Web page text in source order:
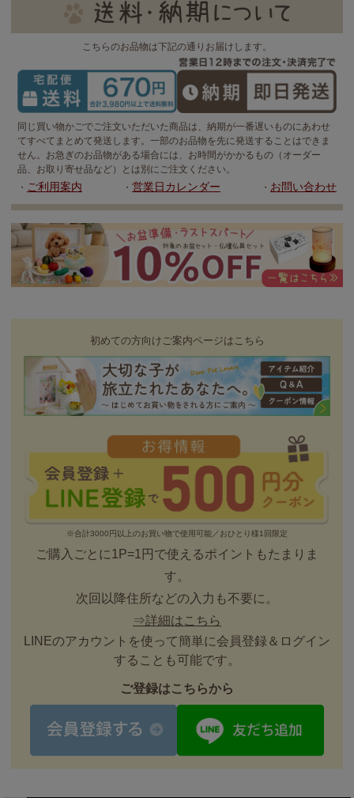
こちらのお品物は下記の通りお届けします。
同じ買い物かごでご注文いただいた商品は、納期が一番遅いものにあわせ
てすべてまとめて発送します。一部のお品物を先に発送することはできま
せん。お急ぎのお品物がある場合には、お時間がかかるもの（オーダー
品、お取り寄せ品など）とは別にご注文ください。
・ ご利用案内 ・ 営業日カレンダー ・ お問い合わせ
初めての方向けご案内ページはこちら
※合計3000円以上のお買い物で使用可能／おひとり様1回限定
ご購入ごとに1P=1円で使えるポイントもたまりま
す。
次回以降住所などの入力も不要に。
⇒詳細はこちら
LINEのアカウントを使って簡単に会員登録＆ログイン
することも可能です。
ご登録はこちらから